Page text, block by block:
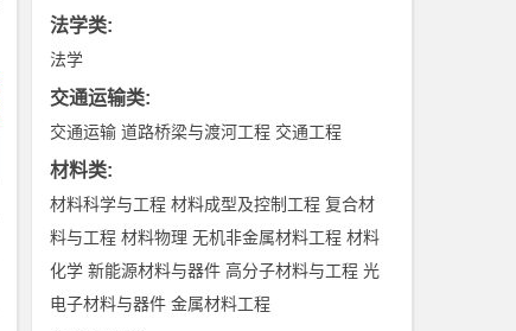
法学类:
法学
交通运输类:
交通运输 道路桥梁与渡河工程 交通工程
材料类:
材料科学与工程 材料成型及控制工程 复合材
料与工程 材料物理 无机非金属材料工程 材料
化学 新能源材料与器件 高分子材料与工程 光
电子材料与器件 金属材料工程